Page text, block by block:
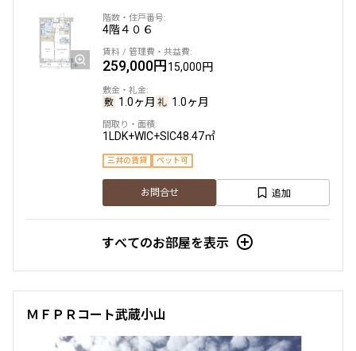
他条件
当社限定物件
申込無し物件のみ表示
より詳細な絞り込み
建物施設やお部屋の設備、方位、階数などの絞り込みが
できます
4階４０６
259,000円15,000円
1.0ヶ月 1.0ヶ月
1LDK+WIC+SIC48.47㎡
三井の賃貸 ペット可
お問合せ 追加
すべてのお部屋を表示
ＭＦＰＲコート武蔵小山